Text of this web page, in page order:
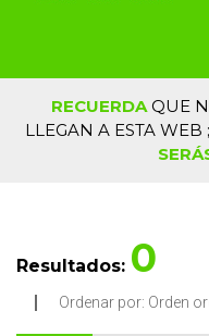
RECUERDAQUE
LLEGAN A ESTA
Resultados: 0
Ordenar por: Orden